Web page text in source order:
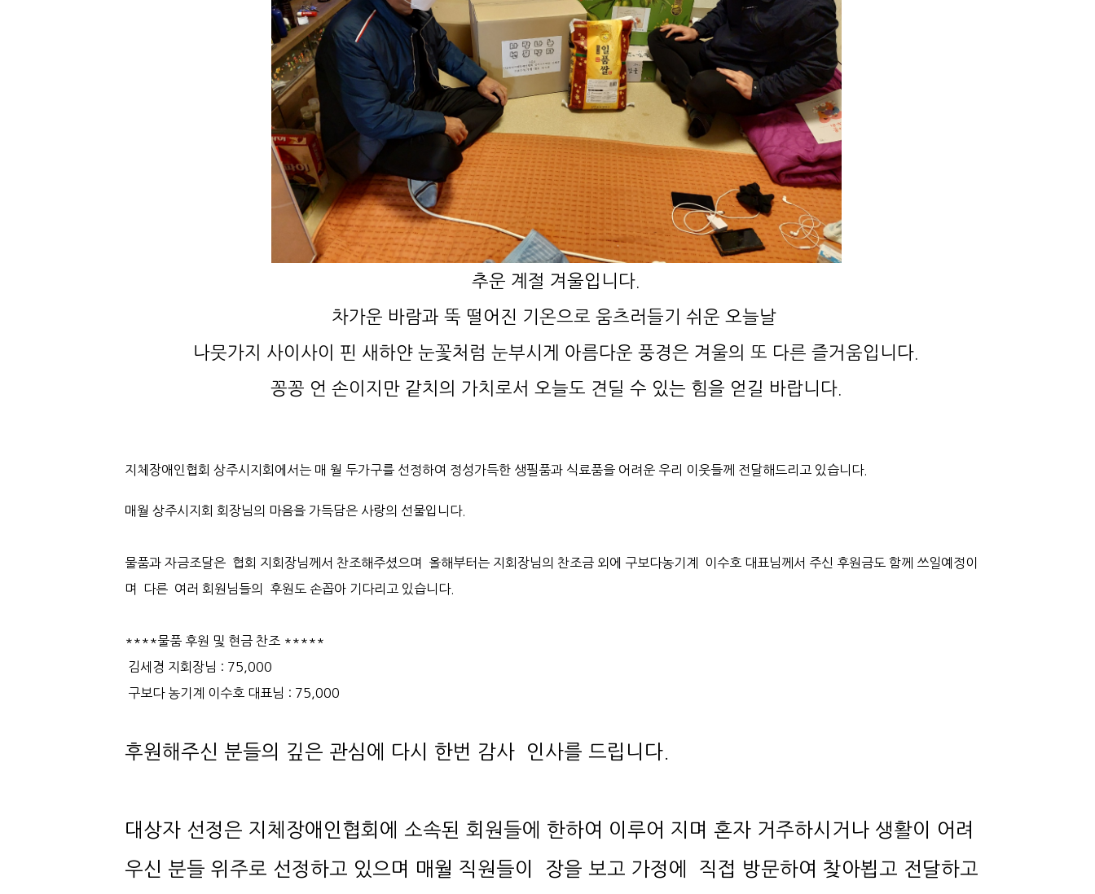
추운 계절 겨울입니다.
차가운 바람과 뚝 떨어진 기온으로 움츠러들기 쉬운 오늘날
나뭇가지 사이사이 핀 새하얀 눈꽃처럼 눈부시게 아름다운 풍경은 겨울의 또 다른 즐거움입니다.
꽁꽁 언 손이지만 같치의 가치로서 오늘도 견딜 수 있는 힘을 얻길 바랍니다.
지체장애인협회 상주시지회에서는 매 월 두가구를 선정하여 정성가득한 생필품과 식료품을 어려운 우리 이웃들께 전달해드리고 있습니다.
매월 상주시지회 회장님의 마음을 가득담은 사랑의 선물입니다.
며 다른 여러 회원님들의 후원도 손꼽아 기다리고 있습니다.
****물품 후원 및 현금 찬조 *****
김세경 지회장님 : 75,000
구보다 농기계 이수호 대표님 : 75,000
후원해주신 분들의 깊은 관심에 다시 한번 감사 인사를 드립니다.